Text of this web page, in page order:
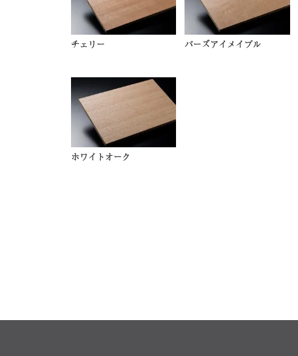
チェリー バーズアイメイプル
ホワイトオーク